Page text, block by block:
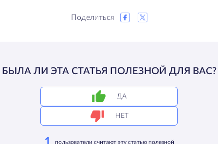
Поделиться
БЫЛА ЛИ ЭТА СТАТЬЯ ПОЛЕЗНОЙ ДЛЯ ВАС?
ДА
НЕТ
пользователи считают эту статью полезной